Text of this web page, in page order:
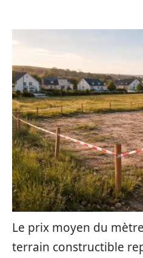
Le prix moyen du
terrain constructible